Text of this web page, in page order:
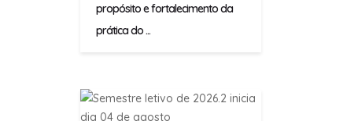
propósito e fortalecimento da
prática do ...